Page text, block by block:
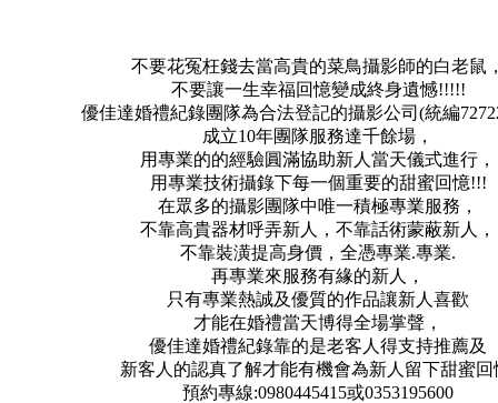
不要花冤枉錢去當高貴的菜鳥攝影師的白老鼠
不要讓一生幸福回憶變成終身遺憾!!!!!
優佳達婚禮紀錄團隊為合法登記的攝影公司(統編
成立10年團隊服務達千餘場，
用專業的的經驗圓滿協助新人當天儀式進行，
用專業技術攝錄下每一個重要的甜蜜回憶!!!
在眾多的攝影團隊中唯一積極專業服務，
不靠高貴器材呼弄新人，不靠話術蒙蔽新人，
不靠裝潢提高身價，全憑專業.專業.
再專業來服務有緣的新人，
只有專業熱誠及優質的作品讓新人喜歡
才能在婚禮當天博得全場掌聲，
優佳達婚禮紀錄靠的是老客人得支持推薦及
新客人的認真了解才能有機會為新人留下甜蜜回
預約專線:0980445415或0353195600